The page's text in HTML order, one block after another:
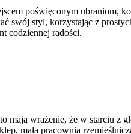
poświęconym ubraniom,
swój styl, korzystając z
codziennej radości.
mają wrażenie, że w starciu z
mała pracownia